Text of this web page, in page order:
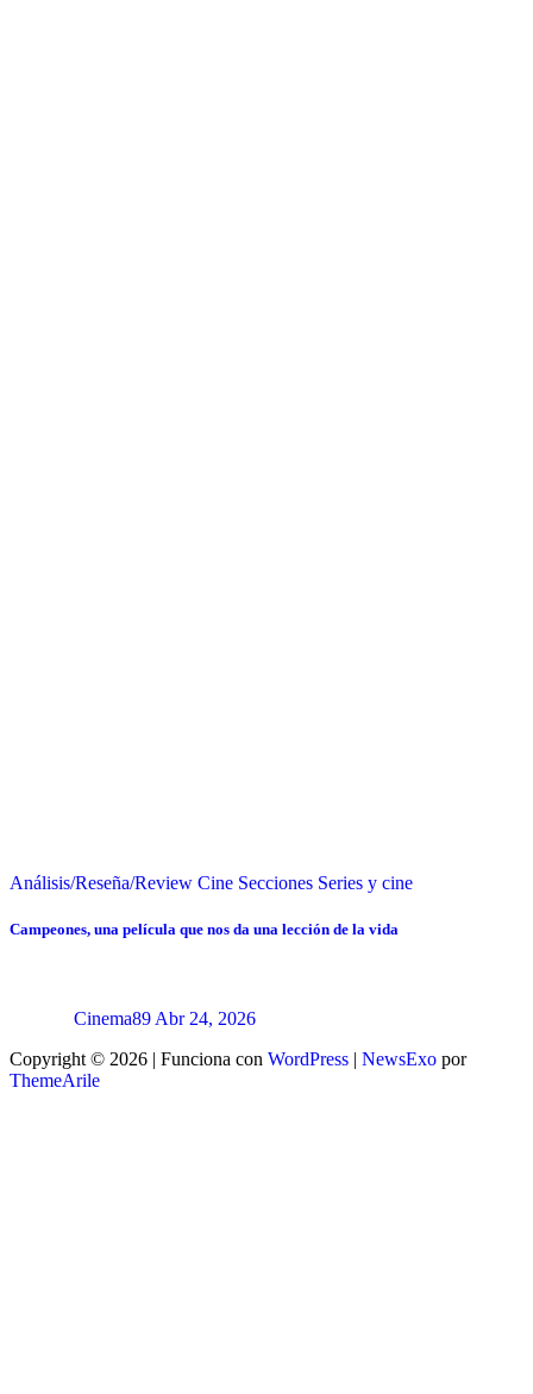
Análisis/Reseña/Review Cine Secciones Series y cine
Campeones, una película que nos da una lección de la vida
Cinema89 Abr 24, 2026
Copyright © 2026 | Funciona con WordPress | NewsExo por
ThemeArile